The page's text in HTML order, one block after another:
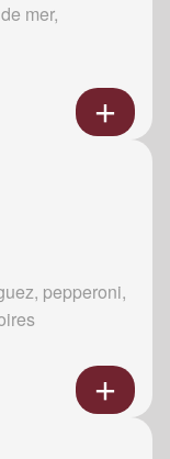
mer,
pepperoni,